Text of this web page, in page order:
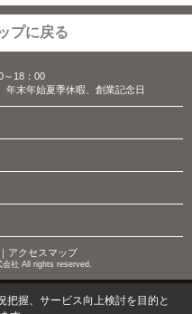
プに戻る
～18：00
年末年始夏季休暇、創業記念日
アクセスマップ
社 All rights reserved.
把握、サービス向上検討を目的と